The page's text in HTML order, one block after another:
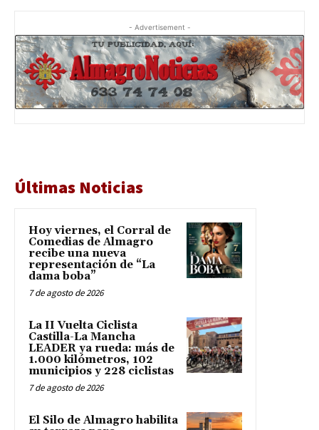
- Advertisement -
Últimas Noticias
Hoy viernes, el Corral de
Comedias de Almagro
recibe una nueva
representación de “La
dama boba”
7 de agosto de 2026
La II Vuelta Ciclista
Castilla-La Mancha
LEADER ya rueda: más de
1.000 kilómetros, 102
municipios y 228 ciclistas
7 de agosto de 2026
El Silo de Almagro habilita